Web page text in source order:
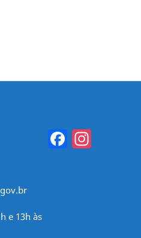
e 13h às
Facebook